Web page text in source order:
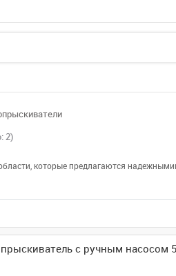
2)
которые предлагаются
с ручным насосом